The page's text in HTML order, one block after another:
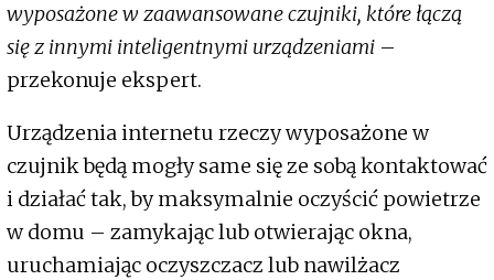
wyposażone w zaawansowane czujniki, które łączą
się z innymi inteligentnymi urządzeniami –
przekonuje ekspert.
Urządzenia internetu rzeczy wyposażone w
czujnik będą mogły same się ze sobą kontaktować
i działać tak, by maksymalnie oczyścić powietrze
w domu – zamykając lub otwierając okna,
uruchamiając oczyszczacz lub nawilżacz